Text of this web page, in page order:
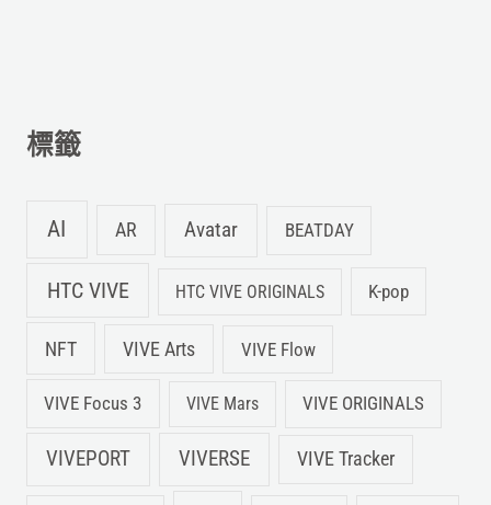
:標籤
AI AR Avatar BEATDAY
HTC VIVE HTC VIVE ORIGINALS K-pop
NFT VIVE Arts VIVE Flow
VIVE Focus 3 VIVE Mars VIVE ORIGINALS
VIVEPORT VIVERSE VIVE Tracker